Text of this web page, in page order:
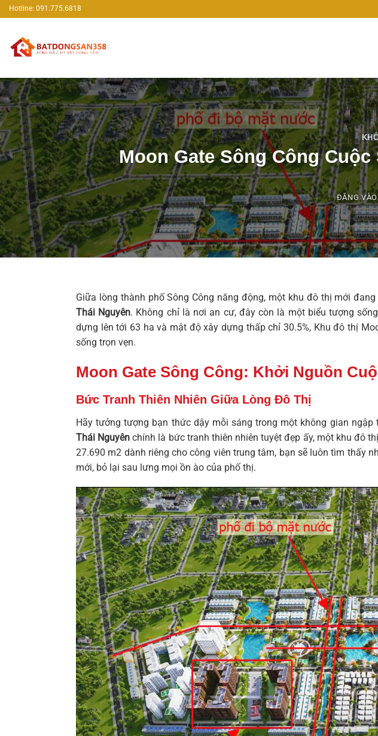
Bỏ
qua
dung
Hotline: 091.775.6818
Moon Gate Sông Công
ĐĂNG
Giữa lòng thành phố Sông Công năng động, một khu đô thị mới
Thái Nguyên. Không chỉ là nơi an cư, đây còn là một biểu tượng
dựng lên tới 63 ha và mật độ xây dựng thấp chỉ 30.5%, Khu đô thị
sống trọn vẹn.
Moon Gate Sông Công: Khởi Nguồn
Bức Tranh Thiên Nhiên Giữa Lòng Đô Thị
Hãy tưởng tượng bạn thức dậy mỗi sáng trong một không gian
Thái Nguyên chính là bức tranh thiên nhiên tuyệt đẹp ấy, một khu đô
27.690 m2 dành riêng cho công viên trung tâm, bạn sẽ luôn tìm thấy
mới, bỏ lại sau lưng mọi ồn ào của phố thị.